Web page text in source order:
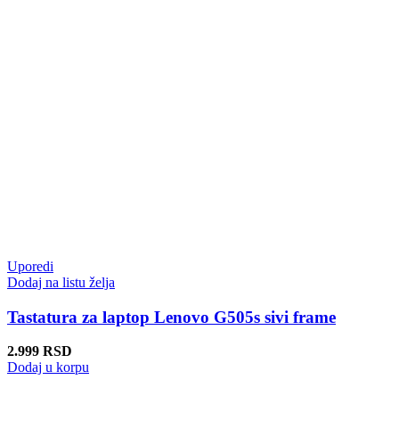
Uporedi
Dodaj na listu želja
Tastatura za laptop Lenovo G505s sivi frame
2.999 RSD
Dodaj u korpu